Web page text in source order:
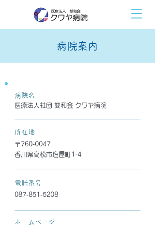
病院案内
病院名
医療法人社団 雙和会 クワヤ病院
所在地
〒760-0047
香川県高松市塩屋町1-4
電話番号
087-851-5208
ホームページ